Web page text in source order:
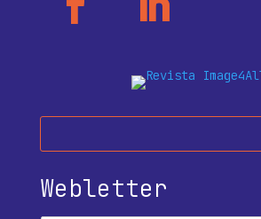
Webletter